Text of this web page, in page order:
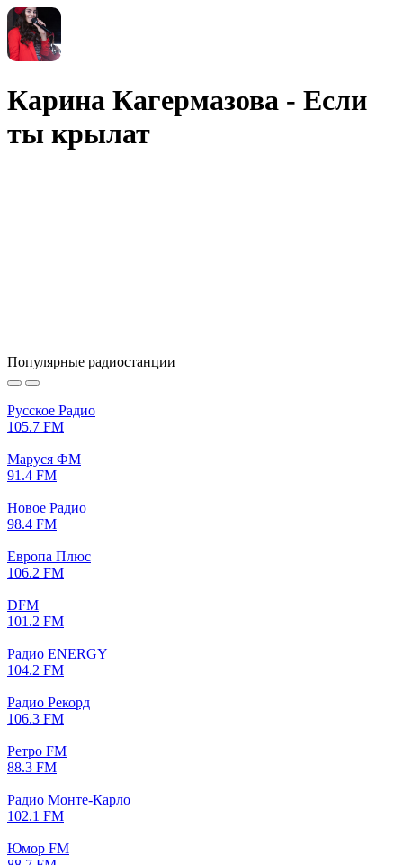
Карина Кагермазова - Если
ты крылат
Популярные радиостанции
Русское Радио
105.7 FM
Маруся ФМ
91.4 FM
Новое Радио
98.4 FM
Европа Плюс
106.2 FM
DFM
101.2 FM
Радио ENERGY
104.2 FM
Радио Рекорд
106.3 FM
Ретро FM
88.3 FM
Радио Монте-Карло
102.1 FM
Юмор FM